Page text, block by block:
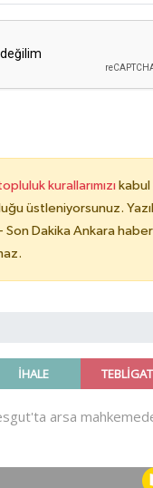
kurallarımızı
üstleniyorsunuz.
Son Dakika Ankara